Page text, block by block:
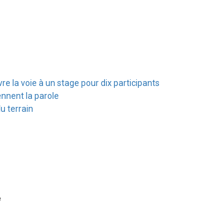
la voie à un stage pour dix participants
la parole
terrain